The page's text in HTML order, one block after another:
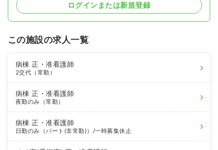
ログインまたは新規登録
この施設の求人一覧
病棟正・准看護師
2交代（常勤）
病棟正・准看護師
夜勤のみ（常勤）
病棟正・准看護師
日勤のみ（パート(非常勤)） /一時募集休止